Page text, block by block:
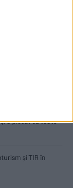
a plecat cu toate
și TIR în